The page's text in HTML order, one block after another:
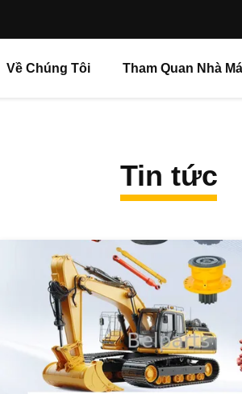
Về Chúng Tôi Tham Quan Nhà
Tin tức